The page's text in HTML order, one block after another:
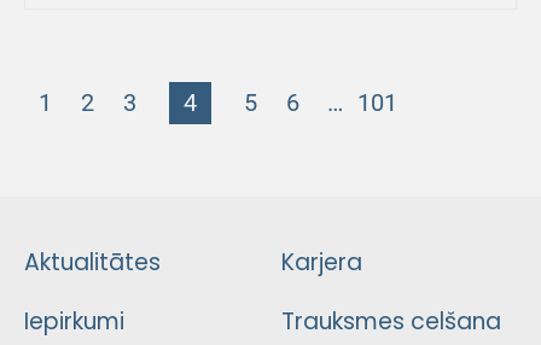
1 2 3 4 5 6 … 101
Aktualitātes
Iepirkumi
Karjera
Trauksmes celšana